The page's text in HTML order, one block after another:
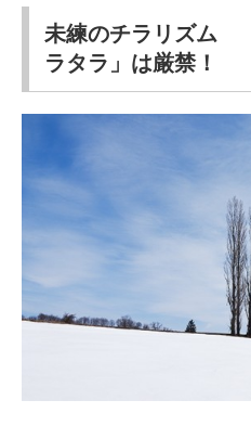
未練のチラリズム
ラタラ」は厳禁！